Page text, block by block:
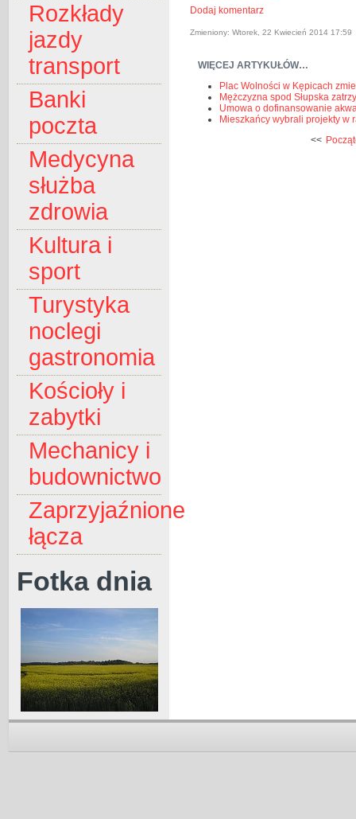
Rozkłady
jazdy
transport
Banki
poczta
Medycyna
służba
zdrowia
Kultura i
sport
Turystyka
noclegi
gastronomia
Kościoły i
zabytki
Mechanicy i
budownictwo
Zaprzyjaźnione
łącza
Fotka dnia
Dodaj komentarz
Zmieniony: Wtorek, 22 Kwiecień 2014 17:59
WIĘCEJ ARTYKUŁÓW…
Plac Wolności w Kępicach
Mężczyzna spod Słupska
Umowa o dofinansowanie
Mieszkańcy wybrali projekty w
<<